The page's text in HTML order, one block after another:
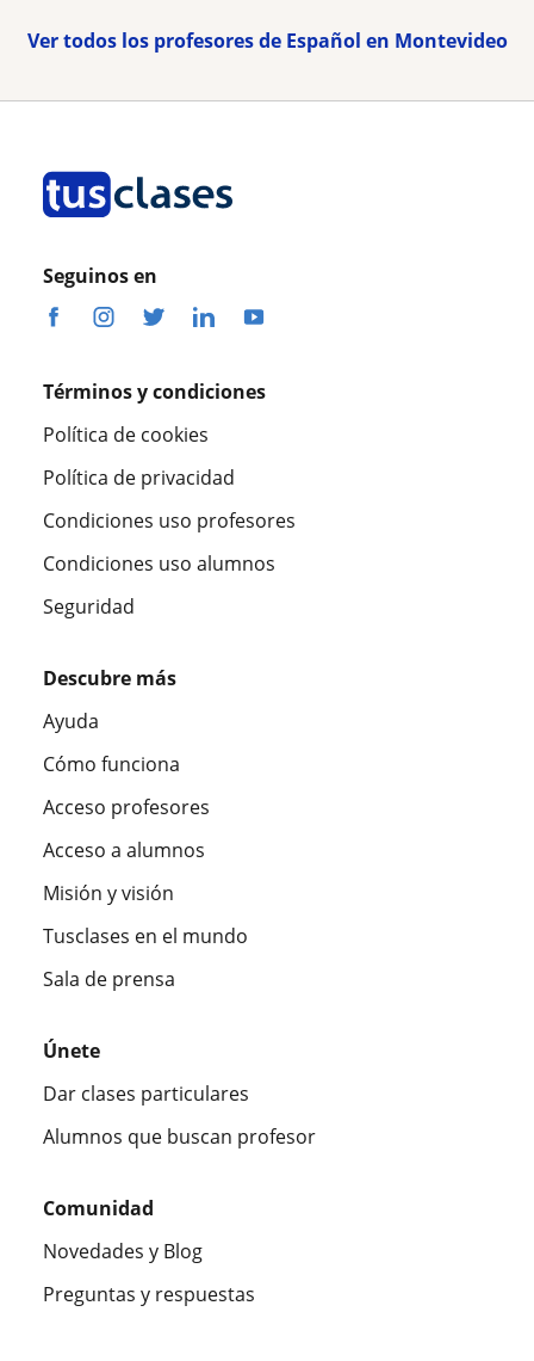
Ver todos los profesores de Español en Montevideo
Seguinos en
Términos y condiciones
Política de cookies
Política de privacidad
Condiciones uso profesores
Condiciones uso alumnos
Seguridad
Descubre más
Ayuda
Cómo funciona
Acceso profesores
Acceso a alumnos
Misión y visión
Tusclases en el mundo
Sala de prensa
Únete
Dar clases particulares
Alumnos que buscan profesor
Comunidad
Novedades y Blog
Preguntas y respuestas